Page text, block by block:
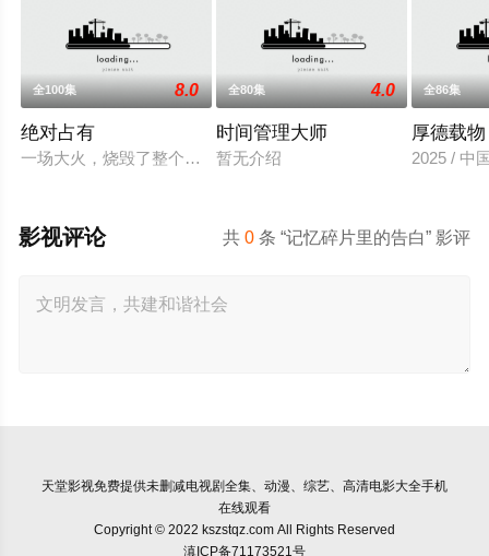
全100集 8.0
绝对占有
一场大火，烧毁了整个慕家，也烧死了慕笔五年后,她浴火重生,
全80集 4.0
时间管理大师
暂无介绍
全86集
厚德载物
2025 / 中
共0 条 “记忆碎片里的告白” 影评
影视评论
天堂影视免费提供未删减电视剧全集、动漫、综艺、高清电影大全手机
在线观看
Copyright © 2022 kszstqz.com All Rights Reserved
滇ICP备71173521号